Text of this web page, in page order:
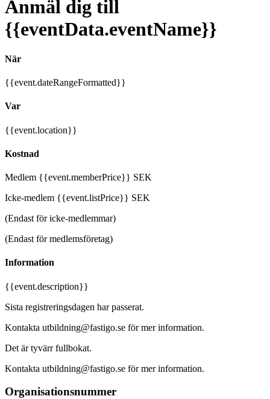
Anmäl dig till
{{eventData.eventName}}
När
{{event.dateRangeFormatted}}
Var
{{event.location}}
Kostnad
Medlem {{event.memberPrice}} SEK
Icke-medlem {{event.listPrice}} SEK
(Endast för icke-medlemmar)
(Endast för medlemsföretag)
Information
{{event.description}}
Sista registreringsdagen har passerat.
Kontakta utbildning@fastigo.se för mer information.
Det är tyvärr fullbokat.
Kontakta utbildning@fastigo.se för mer information.
Organisationsnummer